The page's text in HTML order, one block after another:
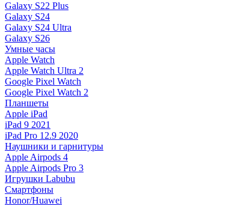
Galaxy S22 Plus
Galaxy S24
Galaxy S24 Ultra
Galaxy S26
Умные часы
Apple Watch
Apple Watch Ultra 2
Google Pixel Watch
Google Pixel Watch 2
Планшеты
Apple iPad
iPad 9 2021
iPad Pro 12.9 2020
Наушники и гарнитуры
Apple Airpods 4
Apple Airpods Pro 3
Игрушки Labubu
Смартфоны
Honor/Huawei